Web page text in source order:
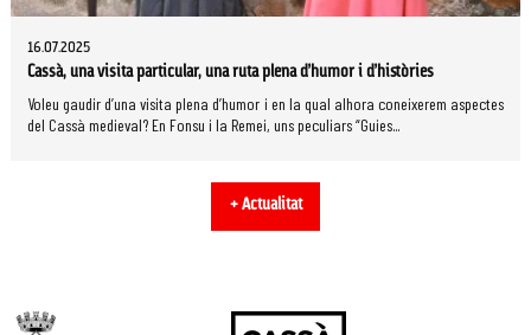
16.07.2025
Cassà, una visita particular, una ruta plena d’humor i d’històries
Voleu gaudir d’una visita plena d’humor i en la qual alhora coneixerem aspectes
del Cassà medieval? En Fonsu i la Remei, uns peculiars “Guies...
+ Actualitat